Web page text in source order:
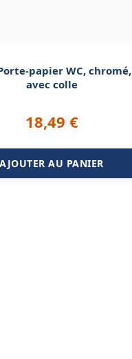
papier WC, chromé,
avec colle
18,49 €
AJOUTER AU PANIER